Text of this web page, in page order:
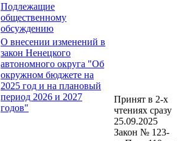
Подлежащие
общественному
обсуждению
О внесении изменений в
закон Ненецкого
автономного округа "Об
окружном бюджете на
2025 год и на плановый
период 2026 и 2027
годов"
Принят в 2-х
чтениях сразу
25.09.2025
Закон № 123-